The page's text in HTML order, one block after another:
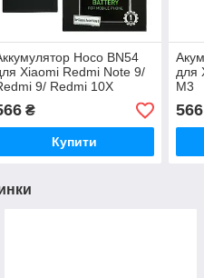
Hoco BN54
Xiaomi Redmi Note 9/
9/ Redmi 10X
₴
Купити
для
M3
566